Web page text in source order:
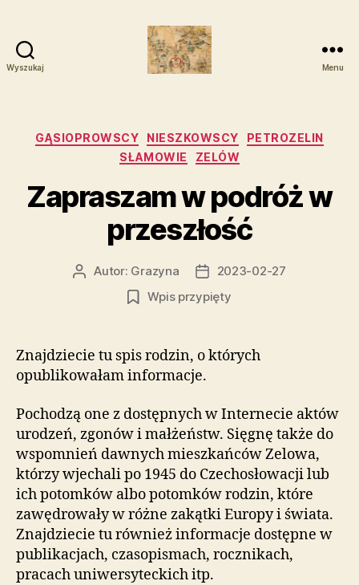
Wyszukaj Menu
Kategorie
GĄSIOPROWSCY NIESZKOWSCY
PETROZELIN
SŁAMOWIE
ZELÓW
Zapraszam w podróż w
przeszłość
AutorAutor: Grazyna
Data
wpisu
2023-02-27
Wpis przypięty
Znajdziecie tu spis rodzin, o których
opublikowałam informacje.
Pochodzą one z dostępnych w Internecie aktów
urodzeń, zgonów i małżeństw. Sięgnę także do
wspomnień dawnych mieszkańców Zelowa,
którzy wjechali po 1945 do Czechosłowacji lub
ich potomków albo potomków rodzin, które
zawędrowały w różne zakątki Europy i świata.
Znajdziecie tu również informacje dostępne w
publikacjach, czasopismach, rocznikach,
pracach uniwersyteckich itp.